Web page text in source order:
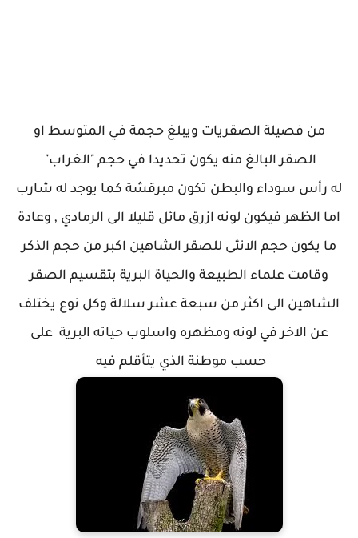
من فصيلة الصقريات ويبلغ حجمة في المتوسط او
الصقر البالغ منه يكون تحديدا في حجم "الغراب"
له رأس سوداء والبطن تكون مبرقشة كما يوجد له شارب
اما الظهر فيكون لونه ازرق مائل قليلا الى الرمادي , وعادة
ما يكون حجم الانثى للصقر الشاهين اكبر من حجم الذكر
وقامت علماء الطبيعة والحياة البرية بتقسيم الصقر
الشاهين الى اكثر من سبعة عشر سلالة وكل نوع يختلف
عن الاخر في لونه ومظهره واسلوب حياته البرية على
حسب موطنة الذي يتأقلم فيه